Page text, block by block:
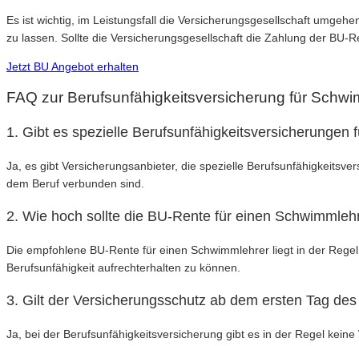
Es ist wichtig, im Leistungsfall die Versicherungsgesellschaft
zu lassen. Sollte die Versicherungsgesellschaft die Zahlung der
Jetzt BU Angebot erhalten
FAQ zur Berufsunfähigkeitsversicherung für
1. Gibt es spezielle Berufsunfähigkeitsversicherungen
Ja, es gibt Versicherungsanbieter, die spezielle
dem Beruf verbunden sind.
2. Wie hoch sollte die BU-Rente für einen
Die empfohlene BU-Rente für einen Schwimmlehrer liegt in der
Berufsunfähigkeit aufrechterhalten zu können.
3. Gilt der Versicherungsschutz ab dem ersten Tag
Ja, bei der Berufsunfähigkeitsversicherung gibt es in der Regel